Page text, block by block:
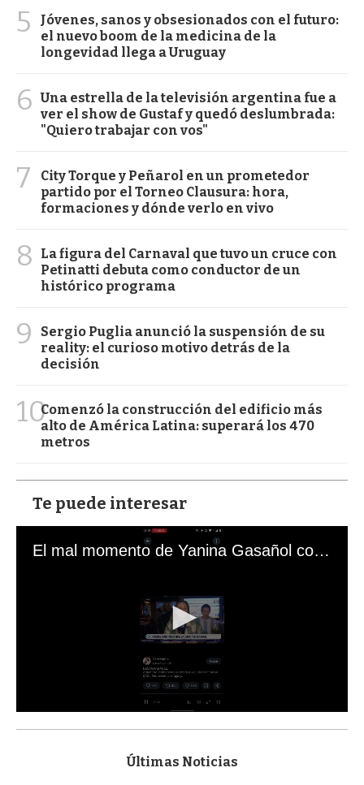
5
Jóvenes, sanos y obsesionados con el futuro:
el nuevo boom de la medicina de la
longevidad llega a Uruguay
6 Una estrella de la televisión argentina fue a
ver el show de Gustaf y quedó deslumbrada:
"Quiero trabajar con vos"
7
City Torque y Peñarol en un prometedor
partido por el Torneo Clausura: hora,
formaciones y dónde verlo en vivo
8
La figura del Carnaval que tuvo un cruce con
Petinatti debuta como conductor de un
histórico programa
9
Sergio Puglia anunció la suspensión de su
reality: el curioso motivo detrás de la
decisión
10Comenzó la construcción del edificio más
alto de América Latina: superará los 470
metros
Te puede interesar
El mal momento de Yanina Gasañol con un hincha argentino en "Subrayado"
s
Últimas Noticias